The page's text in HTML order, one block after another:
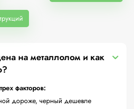
на металлолом и как
факторов:
дороже, черный дешевле